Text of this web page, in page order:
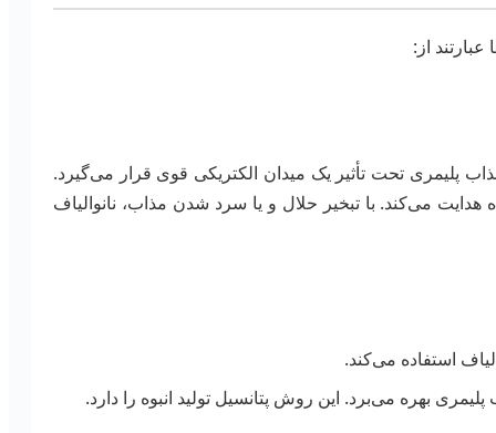
از:
پلیمری تحت تأثیر یک میدان الکتریکی قوی قرار می‌گیرد.
می‌کند. با تبخیر حلال و یا سرد شدن مذاب، نانوالیاف
استفاده می‌کند.
بهره می‌برد. این روش پتانسیل تولید انبوه را دارد.